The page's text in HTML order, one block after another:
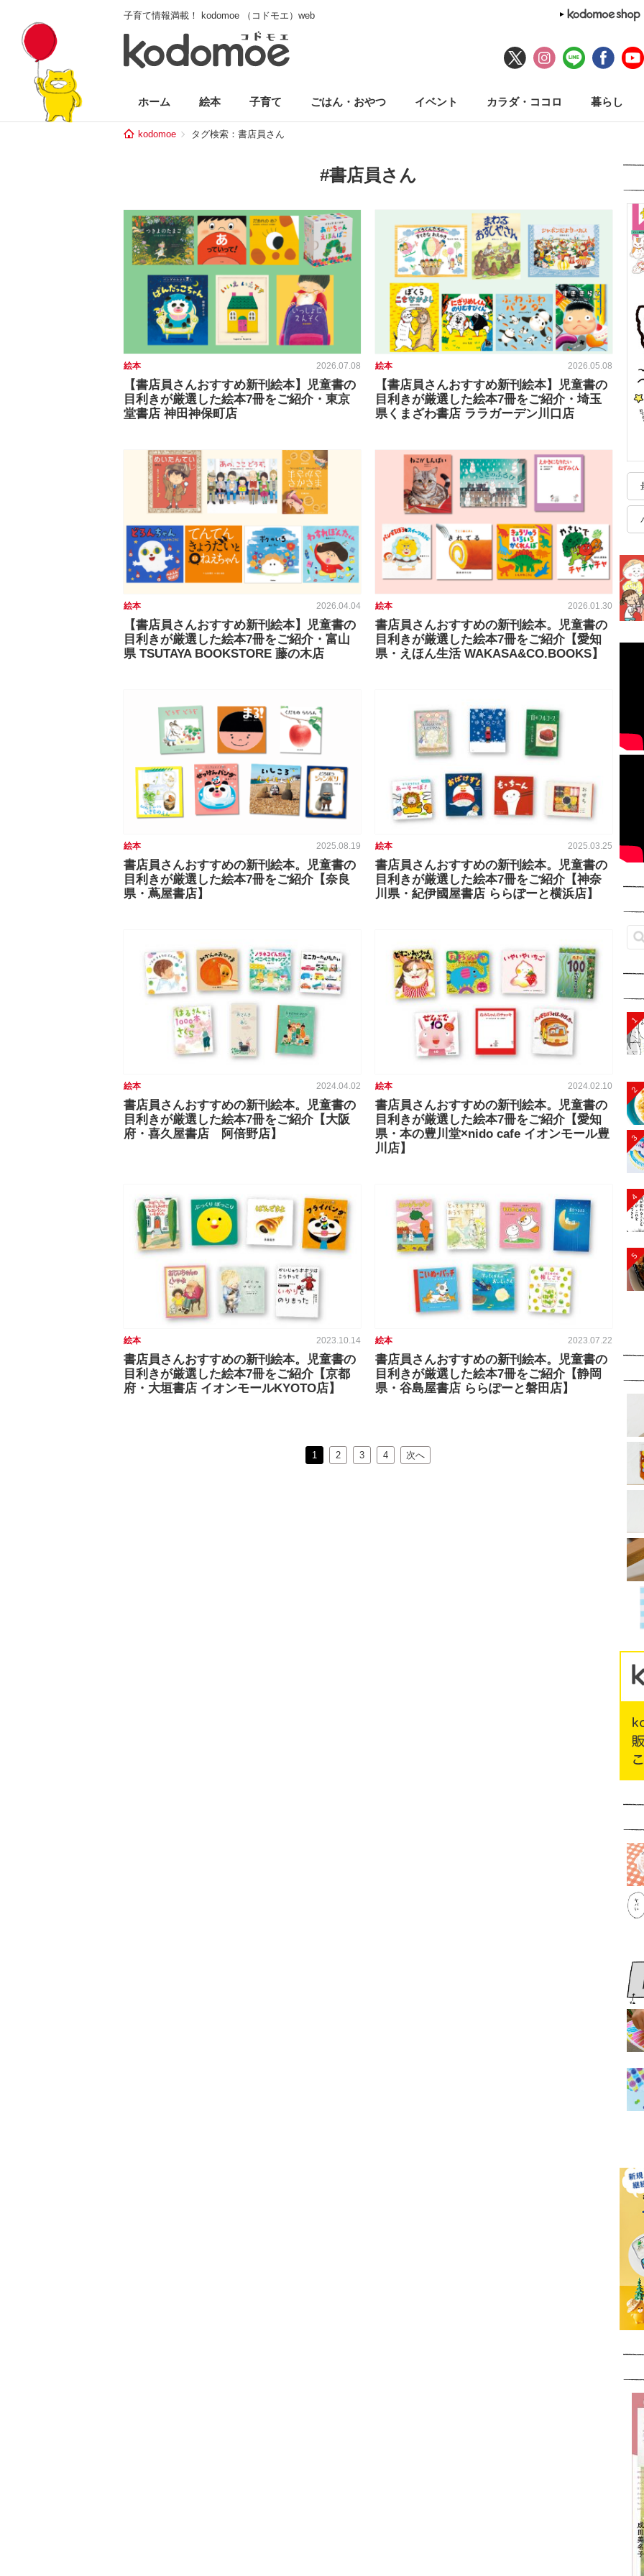
子育て情報満載！ kodomoe （コドモエ）web
ホーム 絵本 子育て ごはん・おやつ イベント カラダ・ココロ 暮らし
kodomoe タグ検索：書店員さん
#書店員さん
絵本 2026.07.08
【書店員さんおすすめ新刊絵本】児童書の
目利きが厳選した絵本7冊をご紹介・東京
堂書店 神田神保町店
絵本 2026.05.08
【書店員さんおすすめ新刊絵本】児童書の
目利きが厳選した絵本7冊をご紹介・埼玉
県くまざわ書店 ララガーデン川口店
絵本 2026.04.04
【書店員さんおすすめ新刊絵本】児童書の
目利きが厳選した絵本7冊をご紹介・富山
県 TSUTAYA BOOKSTORE 藤の木店
絵本 2026.01.30
書店員さんおすすめの新刊絵本。児童書の
目利きが厳選した絵本7冊をご紹介【愛知
県・えほん生活 WAKASA&CO.BOOKS】
絵本 2025.08.19
書店員さんおすすめの新刊絵本。児童書の
目利きが厳選した絵本7冊をご紹介【奈良
県・蔦屋書店】
絵本 2025.03.25
書店員さんおすすめの新刊絵本。児童書の
目利きが厳選した絵本7冊をご紹介【神奈
川県・紀伊國屋書店 ららぽーと横浜店】
絵本 2024.04.02
書店員さんおすすめの新刊絵本。児童書の
目利きが厳選した絵本7冊をご紹介【大阪
府・喜久屋書店 阿倍野店】
絵本 2024.02.10
書店員さんおすすめの新刊絵本。児童書の
目利きが厳選した絵本7冊をご紹介【愛知
県・本の豊川堂×nido cafe イオンモール豊
川店】
絵本 2023.10.14
書店員さんおすすめの新刊絵本。児童書の
目利きが厳選した絵本7冊をご紹介【京都
府・大垣書店 イオンモールKYOTO店】
絵本 2023.07.22
書店員さんおすすめの新刊絵本。児童書の
目利きが厳選した絵本7冊をご紹介【静岡
県・谷島屋書店 ららぽーと磐田店】
1 2 3 4 次へ
1
2
3
4
5